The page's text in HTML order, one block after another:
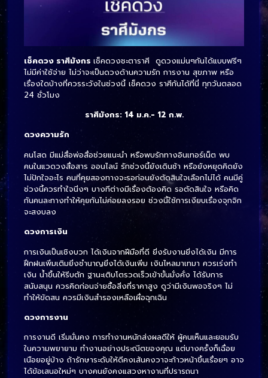
เช็คดวง ราศีมังกร เช็คดวงชะตาราศี ดูดวงแม่นๆกันได้แบบฟรีๆ
ไม่มีค่าใช้จ่าย ไม่ว่าจะเป็นดวงด้านความรัก การงาน สุขภาพ หรือ
เรื่องใดบ้างที่ควรระวังในช่วงนี้ เช็คดวง ราศีกันได้ที่นี่ ทุกวันตลอด
24 ชั่วโมง
ราศีมังกร: 14 ม.ค.- 12 ก.พ.
ดวงความรัก
คนโสด มีแม่สื่อพ่อสื่อช่วยแนะนำ หรือพบรักทางอินเทอร์เน็ต พบ
คนในแวดวงสื่อสาร ออนไลน์ รักช่วงนี้ยังเดินช้า หรือยังหยุดคิดยัง
ไม่ปักใจอะไร คนที่คุยสองทางจะรอก่อนยังตัดสินใจเลือกไม่ได้ คนมีคู่
ช่วงนี้ควรทำใจนิ่งๆ บางทีต่างมีเรื่องต้องคิด รอตัดสินใจ หรือคิด
กันคนละทางทำให้คุยกันไม่ค่อยลงรอย ช่วงนี้ใช้การเงียบเรื่องจุกจิก
จะสงบลง
ดวงการเงิน
การเงินเป็นเชิงบวก ได้เงินจากฝีมือที่ดี ยิ่งรับงานยิ่งได้เงิน มีการ
ฝึกฝนเพิ่มเติมยิ่งชำนาญยิ่งได้เงินเพิ่ม เงินไหลมาเทมา ควรเร่งทำ
เงิน น้ำขึ้นให้รีบตัก ฐานะเติบโตรวดเร็วเข้าขั้นมั่งคั่ง ได้รับการ
สนับสนุน ควรคิดก่อนจ่ายซื้อสิ่งที่ราคาสูง ดูว่ามีเงินพอจริงๆ ไม่
ทำให้ขัดสน ควรมีเงินสำรองเหลือเผื่อฉุกเฉิน
ดวงการงาน
การงานดี เริ่มมั่นคง การทำงานหนักส่งผลดีให้ ผู้คนเห็นและยอมรับ
ในความพยายาม ทำงานอย่างประณีตของคุณ แต่บางครั้งก็เฉื่อย
เนือยอยู่บ้าง ถ้ารักษาระดับให้ดีคงเส้นคงวาจะก้าวหน้าขึ้นเรื่อยๆ อาจ
ได้ข้อเสนอใหม่ๆ บางคนยังคงแสวงหางานที่ปรารถนา